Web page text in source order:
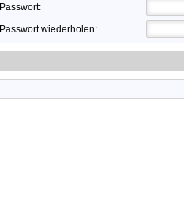
Passwort:
Passwort wiederholen: